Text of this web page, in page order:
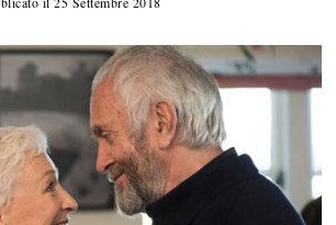
t
o
b
r
e
2
0
1
8